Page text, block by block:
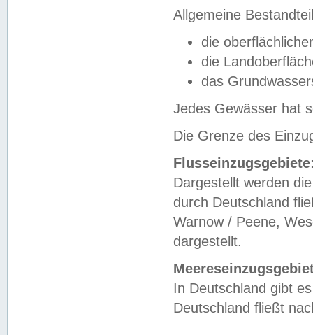
Allgemeine
die
die
das
Jedes Gewässer hat
Die Grenze des
Dargestellt werden
durch Deutschland
Warnow / Peene,
dargestellt.
In Deutschland gibt
Deutschland fließt